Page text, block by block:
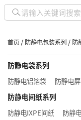
首页 / 防静电包装系列 / 防
防静电袋系列
防静电铝箔袋
防静电
防静电间纸系列
防静电IXPE间纸
防静